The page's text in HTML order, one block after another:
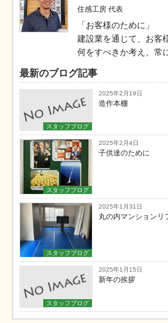
住感工房 代表
「お客様のために」
建設業を通じて、お客
何をすべきか考え、常
最新のブログ記事
スタッフブログ
2025年2月19日
造作本棚
スタッフブログ
2025年2月4日
子供達のために
スタッフブログ
2025年1月31日
丸の内マンションリ
スタッフブログ
2025年1月15日
新年の挨拶